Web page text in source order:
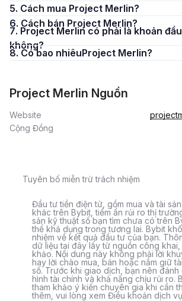
5. Cách mua Project Merlin?
6. Cách bán Project Merlin?
7. Project Merlin có phải là khoản đầu tư tốt
không?
8. Có bao nhiêuProject Merlin?
Project Merlin Nguồn
Website
Cộng Đồng
Tuyên bố miễn trừ trách nhiệm
Đầu tư tiền điện tử, gồm mua và tài
khác trên Bybit, tiềm ẩn rủi ro thị
sản kỹ thuật số bạn tìm chưa có trên
thể khả dụng trong tương lai. Bybit
nhiệm về kết quả đầu tư của bạn.
dữ liệu tại đây lấy từ nguồn công khai,
khảo. Nội dung này không phải lời
hay lời chào mua, bán hoặc nắm giữ
số. Trước khi giao dịch, bạn nên đánh
hình tài chính và khả năng chịu rủi ro.
tham khảo ý kiến chuyên gia khi cần
thêm, vui lòng xem Điều khoản dịch